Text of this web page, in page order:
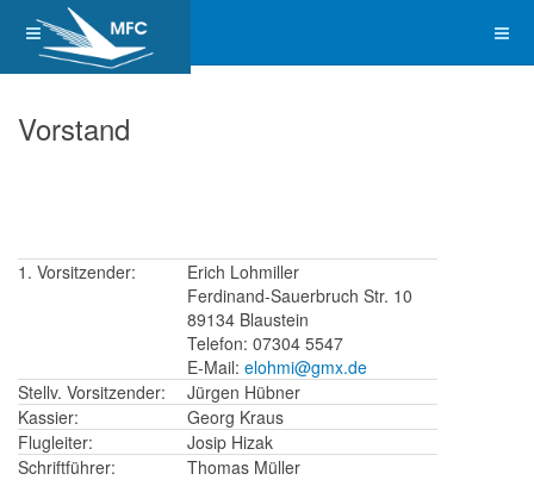
Vorstand
1. Vorsitzender:
Erich Lohmiller
Ferdinand-Sauerbruch Str. 10
89134 Blaustein
Telefon: 07304 5547
E-Mail: elohmi@gmx.de
Stellv. Vorsitzender:
Jürgen Hübner
Kassier:
Georg Kraus
Flugleiter:
Josip Hizak
Schriftführer:
Thomas Müller